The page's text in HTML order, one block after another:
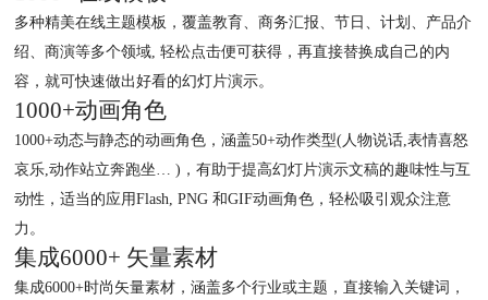
多种精美在线主题模板，覆盖教育、商务汇报、节日、计划、产品介
绍、商演等多个领域, 轻松点击便可获得，再直接替换成自己的内
容，就可快速做出好看的幻灯片演示。
1000+动画角色
1000+动态与静态的动画角色，涵盖50+动作类型(人物说话,表情喜怒
哀乐,动作站立奔跑坐… )，有助于提高幻灯片演示文稿的趣味性与互
动性，适当的应用Flash, PNG 和GIF动画角色，轻松吸引观众注意
力。
集成6000+ 矢量素材
集成6000+时尚矢量素材，涵盖多个行业或主题，直接输入关键词，